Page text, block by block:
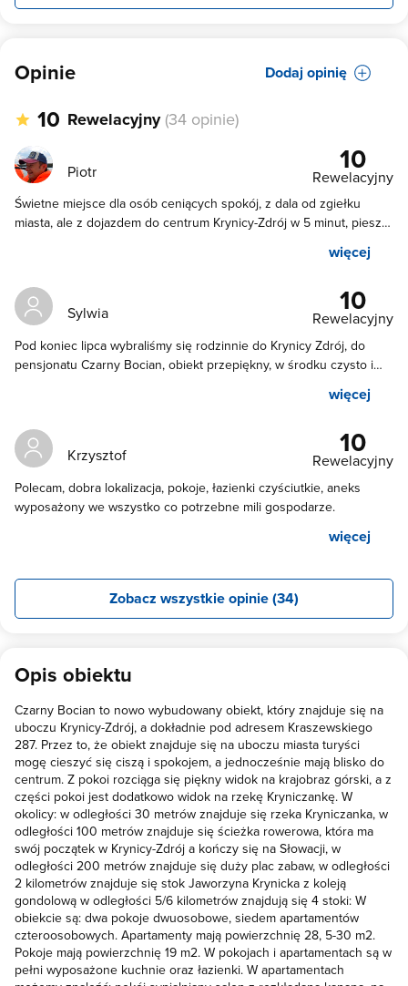
Opinie Dodaj opinię
10 Rewelacyjny (34 opinie)
Piotr 10
Rewelacyjny
Świetne miejsce dla osób ceniących spokój, z dala od zgiełku
miasta, ale z dojazdem do centrum Krynicy-Zdrój w 5 minut, piesze
dojście również możliwe. Pokój zgodny z opisem, bardzo zadbany i
czysty, wszystko co potrzebne pod ręką. Duży parking na
pomoże, doradzi, w razie potrzeby nawet dodatkowy grzejnik
użyczy :)
więcej
Sylwia 10
Rewelacyjny
Pod koniec lipca wybraliśmy się rodzinnie do Krynicy Zdrój, do
pensjonatu Czarny Bocian, obiekt przepiękny, w środku czysto i
cudowny jasny i schludny w wyjściem na taras. Właścicielka
polecamy❤️
więcej
Krzysztof 10
Rewelacyjny
Polecam, dobra lokalizacja, pokoje, łazienki czyściutkie, aneks
wyposażony we wszystko co potrzebne mili gospodarze.
więcej
Zobacz wszystkie opinie (34)
Opis obiektu
Czarny Bocian to nowo wybudowany obiekt, który znajduje się na
uboczu Krynicy-Zdrój, a dokładnie pod adresem Kraszewskiego
287. Przez to, że obiekt znajduje się na uboczu miasta turyści
mogę cieszyć się ciszą i spokojem, a jednocześnie mają blisko do
centrum. Z pokoi rozciąga się piękny widok na krajobraz górski, a z
części pokoi jest dodatkowo widok na rzekę Kryniczankę. W
okolicy: w odległości 30 metrów znajduje się rzeka Kryniczanka, w
odległości 100 metrów znajduje się ścieżka rowerowa, która ma
swój początek w Krynicy-Zdrój a kończy się na Słowacji, w
odległości 200 metrów znajduje się duży plac zabaw, w odległości
2 kilometrów znajduje się stok Jaworzyna Krynicka z koleją
gondolową w odległości 5/6 kilometrów znajdują się 4 stoki: W
obiekcie są: dwa pokoje dwuosobowe, siedem apartamentów
czteroosobowych. Apartamenty mają powierzchnię 28, 5-30 m2.
Pokoje mają powierzchnię 19 m2. W pokojach i apartamentach są w
pełni wyposażone kuchnie oraz łazienki. W apartamentach